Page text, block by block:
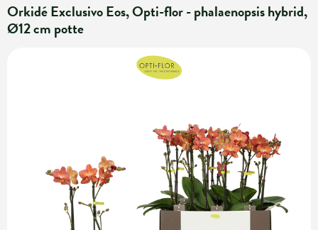
Orkidé Exclusivo Eos, Opti-flor - phalaenopsis hybrid,
Ø12 cm potte